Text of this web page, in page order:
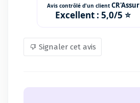
Avis contrôlé d'un client CR'Assur
Excellent : 5,0/5 ⭐
Signaler cet avis